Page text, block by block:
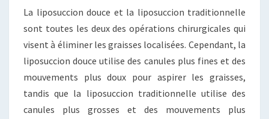
La liposuccion douce et la liposuccion traditionnelle
sont toutes les deux des opérations chirurgicales qui
visent à éliminer les graisses localisées. Cependant, la
liposuccion douce utilise des canules plus fines et des
mouvements plus doux pour aspirer les graisses,
tandis que la liposuccion traditionnelle utilise des
canules plus grosses et des mouvements plus